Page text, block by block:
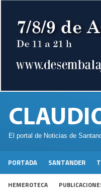
El portal de Noticias de
PORTADA SANTANDER
HEMEROTECA